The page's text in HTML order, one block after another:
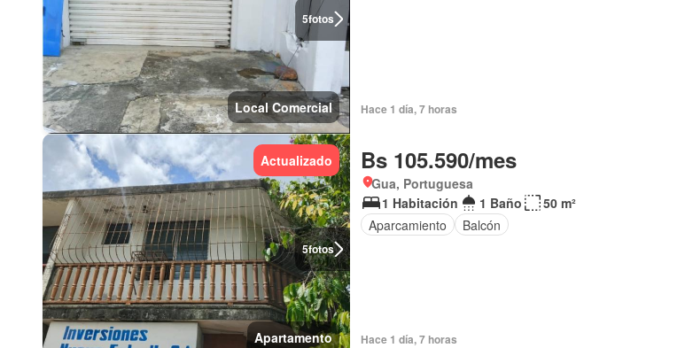
5fotos
Local Comercial Hace 1 día, 7 horas
5fotos
Actualizado
Apartamento
Bs 105.590/mes
Gua, Portuguesa
1 Habitación
1 Baño
50 m²
Aparcamiento
Balcón
Hace 1 día, 7 horas